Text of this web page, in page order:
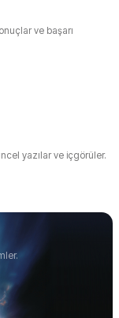
ve başarı
yazılar ve içgörüler.